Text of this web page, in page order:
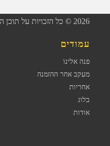
2026 © כל הזכויות על תוכן
עמודים
פנה אלינו
מעקב אחר ההזמנה
אחריות
בלוג
אודות